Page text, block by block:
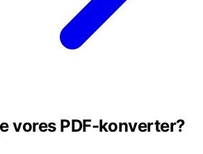
vores PDF-konverter?